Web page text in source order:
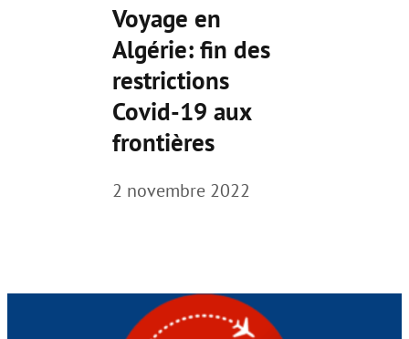
Voyage en
Algérie: fin des
restrictions
Covid-19 aux
frontières
2 novembre 2022